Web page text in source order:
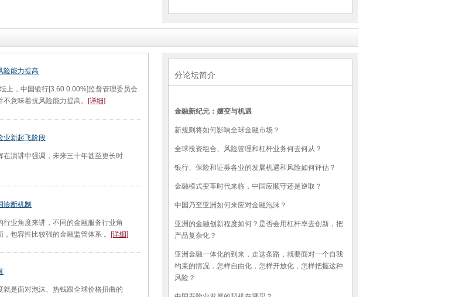
险能力提高
，中国银行[3.60 0.00%]监督管理委员会
意味着抗风险能力提高。
[详细]
业新起飞阶段
演讲中强调，未来三十年甚至更长时
诊断机制
业角度来讲，不同的金融服务行业角
包容性比较强的金融监管体系 。
[详细]
是面对泡沫、热钱跟全球价格扭曲的
分论坛简介
金融新纪元：嬗变与机遇
新规则将如何影响全球金融市场？
全球投资组合、风险管理和杠杆业务何去何从？
银行、保险和证券各业的发展机遇和风险如何评估？
金融模式变革时代来临，中国应顺守还是逆取？
中国乃至亚洲如何来应对金融泡沫？
亚洲的金融创新程度如何？是否会用杠杆率去创新，把
产品复杂化？
亚洲金融一体化的到来，走这条路，就要面对一个自我
约束的情况，怎样自由化，怎样开放化，怎样把握这种
风险？